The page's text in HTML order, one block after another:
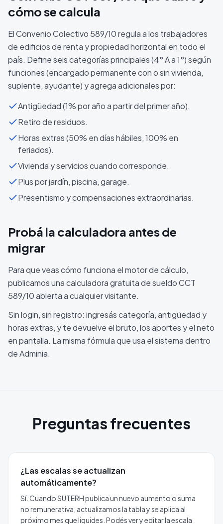
cómo se calcula
El Convenio Colectivo 589/10 regula a los trabajadores
de edificios de renta y propiedad horizontal en todo el
país. Define seis categorías principales (4° A a 1°) según
funciones (encargado permanente con o sin vivienda,
suplente, ayudante) y agrega adicionales por:
Antigüedad (1% por año a partir del primer año).
Retiro de residuos.
Horas extras (50% en días hábiles, 100% en
feriados).
Vivienda y servicios cuando corresponde.
Plus por jardín, piscina, garage.
Presentismo y compensaciones extraordinarias.
Probá la calculadora antes de
migrar
Para que veas cómo funciona el motor de cálculo,
publicamos una calculadora gratuita de sueldo CCT
589/10 abierta a cualquier visitante.
Sin login, sin registro: ingresás categoría, antigüedad y
horas extras, y te devuelve el bruto, los aportes y el neto
en pantalla. La misma fórmula que usa el sistema dentro
de Adminia.
Preguntas frecuentes
¿Las escalas se actualizan
automáticamente?
Sí. Cuando SUTERH publica un nuevo aumento o suma
no remunerativa, actualizamos la tabla y se aplica al
próximo mes que liquides. Podés ver y editar la escala